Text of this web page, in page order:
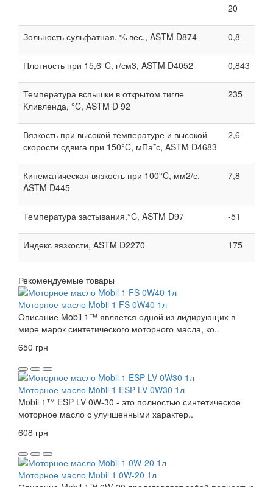
20
Зольность сульфатная, % вес., ASTM D874 0,8
Плотность при 15,6°C, г/см3, ASTM D4052 0,843
Температура вспышки в открытом тигле
Кливленда, °C, ASTM D 92
235
Вязкость при высокой температуре и высокой
скорости сдвига при 150°C, мПа*с, ASTM D4683
2,6
Кинематическая вязкость при 100°C, мм2/с,
ASTM D445
7,8
Температура застывания,°C, ASTM D97 -51
Индекс вязкости, ASTM D2270 175
Рекомендуемые товары
Моторное масло Mobil 1 FS 0W40 1л
Описание Mobil 1™ является одной из лидирующих в
мире марок синтетического моторного масла, ко..
650 грн
Моторное масло Mobil 1 ESP LV 0W30 1л
Mobil 1™ ESP LV 0W-30 - это полностью синтетическое
моторное масло с улучшенными характер..
608 грн
Моторное масло Mobil 1 0W-20 1л